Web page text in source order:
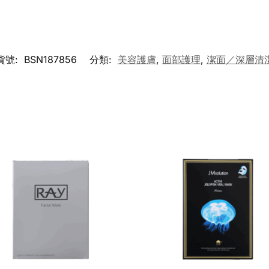
號: BSN187856 分類: 美容護膚, 面部護理, 潔面／深層清